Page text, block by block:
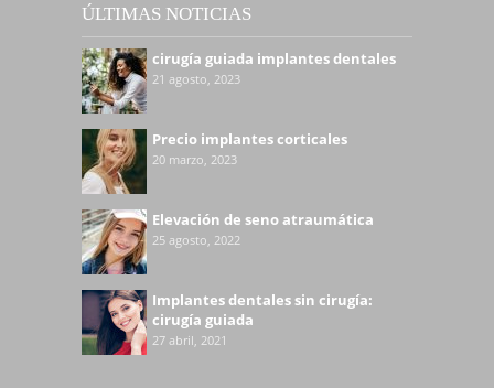
ÚLTIMAS NOTICIAS
cirugía guiada implantes dentales
21 agosto, 2023
Precio implantes corticales
20 marzo, 2023
Elevación de seno atraumática
25 agosto, 2022
Implantes dentales sin cirugía:
cirugía guiada
27 abril, 2021